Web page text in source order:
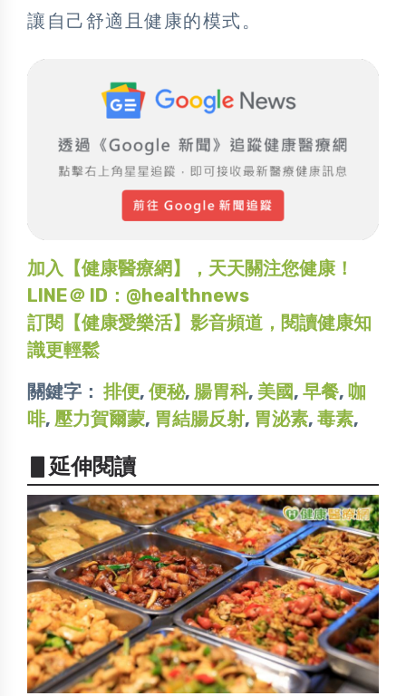
讓自己舒適且健康的模式。
加入【健康醫療網】，天天關注您健康！
LINE＠ ID：@healthnews
訂閱【健康愛樂活】影音頻道，閱讀健康知
識更輕鬆
關鍵字： 排便, 便秘, 腸胃科, 美國, 早餐, 咖
啡, 壓力賀爾蒙, 胃結腸反射, 胃泌素, 毒素,
▋延伸閱讀